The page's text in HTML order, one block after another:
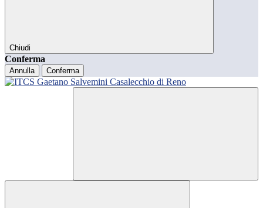
Chiudi
Conferma
Annulla Conferma